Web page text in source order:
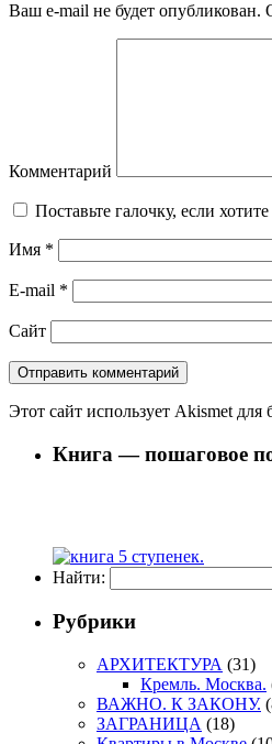
Ваш e-mail не будет опубликован.
Комментарий
Поставьте галочку, если
Имя *
E-mail *
Сайт
Этот сайт использует Akismet
Книга — пошаговое
Найти:
Рубрики
АРХИТЕКТУРА (31)
Кремль. Москва.
ВАЖНО. К ЗАКОНУ.
ЗАГРАНИЦА (18)